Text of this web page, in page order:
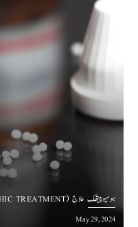
ہومیوپیتھک علاج (HOMEOPATHIC TREATMENT)
May 29, 2024